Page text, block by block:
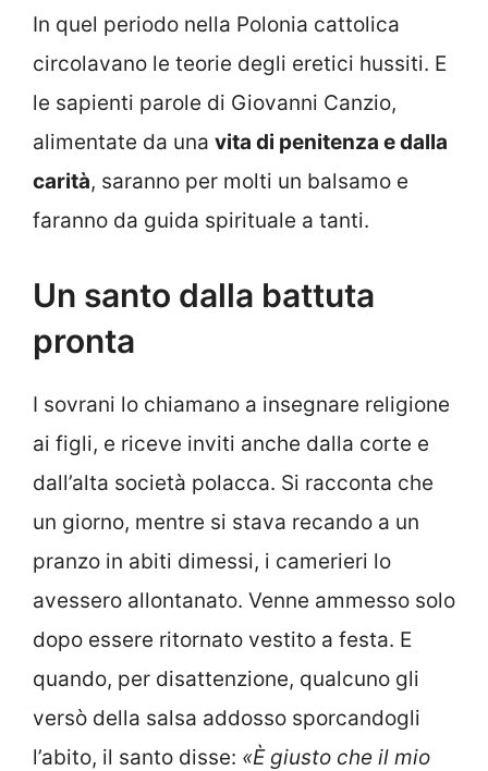
In quel periodo nella Polonia cattolica
circolavano le teorie degli eretici hussiti. E
le sapienti parole di Giovanni Canzio,
alimentate da una vita di penitenza e dalla
carità, saranno per molti un balsamo e
faranno da guida spirituale a tanti.
Un santo dalla battuta
pronta
I sovrani lo chiamano a insegnare religione
ai figli, e riceve inviti anche dalla corte e
dall’alta società polacca. Si racconta che
un giorno, mentre si stava recando a un
pranzo in abiti dimessi, i camerieri lo
avessero allontanato. Venne ammesso solo
dopo essere ritornato vestito a festa. E
quando, per disattenzione, qualcuno gli
versò della salsa addosso sporcandogli
l’abito, il santo disse: «È giusto che il mio